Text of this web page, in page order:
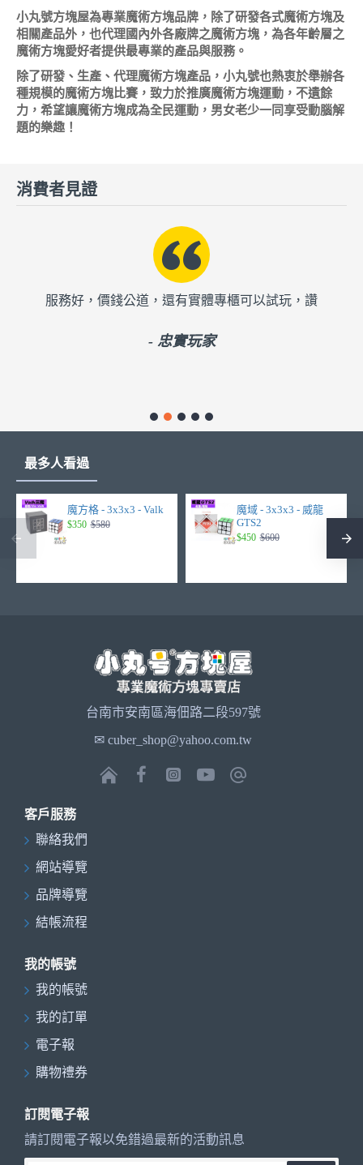
小丸號方塊屋為專業魔術方塊品牌，除了研發各式魔術方塊及
相關產品外，也代理國內外各廠牌之魔術方塊，為各年齡層之
魔術方塊愛好者提供最專業的產品與服務。
除了研發、生產、代理魔術方塊產品，小丸號也熱衷於舉辦各
種規模的魔術方塊比賽，致力於推廣魔術方塊運動，不遺餘
力，希望讓魔術方塊成為全民運動，男女老少一同享受動腦解
題的樂趣！
消費者見證
買很久的方塊零件掉了，小丸號還有辦法幫小孩處理，還
最多人看過
魔方格 - 3x3x3 - Valk
$350 $580
魔域 - 3x3x3 - 威龍
GTS2
$450 $600
台南市安南區海佃路二段597號
✉ cuber_shop@yahoo.com.tw
客戶服務
聯絡我們
網站導覽
品牌導覽
結帳流程
我的帳號
我的帳號
我的訂單
電子報
購物禮券
訂閱電子報
請訂閱電子報以免錯過最新的活動訊息